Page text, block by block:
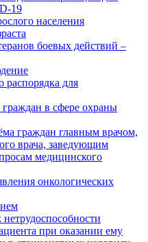
19
населения
боевых действий –
распорядка для
в сфере охраны
граждан главным врачом,
врача, заведующим
медицинского
онкологических
при оказании ему